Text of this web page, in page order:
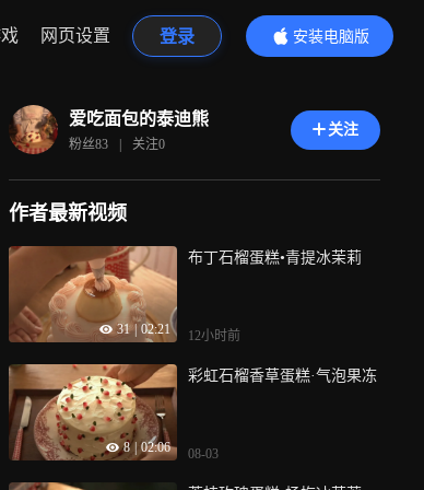
网页设置 登录
安装电脑版
内容更精彩
爱吃面包的泰迪熊
粉丝83 | 关注0
关注
作者最新视频
31 | 02:21
布丁石榴蛋糕•青提冰茉莉
12小时前
8 02:06
彩虹石榴香草蛋糕·气泡果冻
08-03